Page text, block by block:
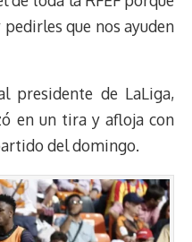
que nos ayuden
presidente de LaLiga,
en un tira y afloja con
del domingo.